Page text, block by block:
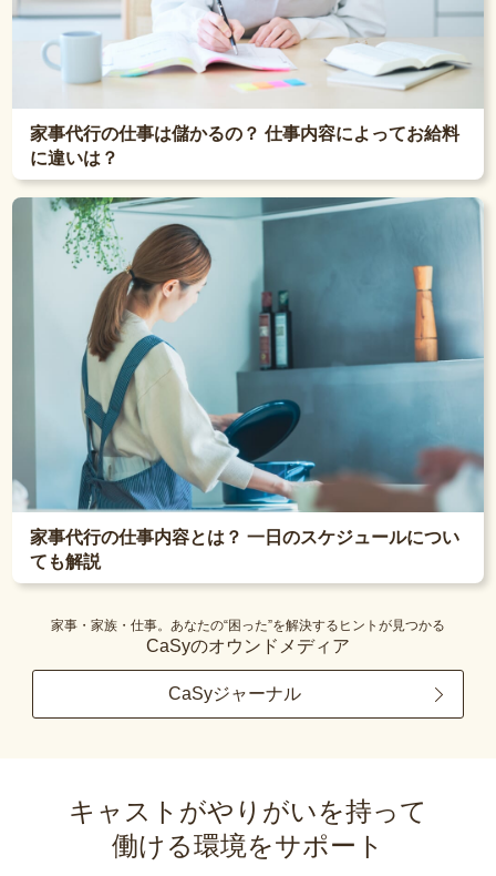
家事代行の仕事は儲かるの？ 仕事内容によってお給料
に違いは？
家事代行の仕事内容とは？ 一日のスケジュールについ
ても解説
家事・家族・仕事。あなたの“困った”を解決するヒントが見つかる
CaSyのオウンドメディア
CaSyジャーナル
キャストがやりがいを持って
働ける環境をサポート